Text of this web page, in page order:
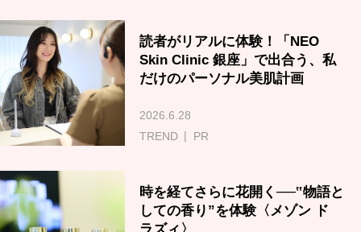
読者がリアルに体験！「NEO
Skin Clinic 銀座」で出合う、私
だけのパーソナル美肌計画
2026.6.28
TREND
PR
時を経てさらに花開く──‟物語と
しての香り”を体験〈メゾン ド